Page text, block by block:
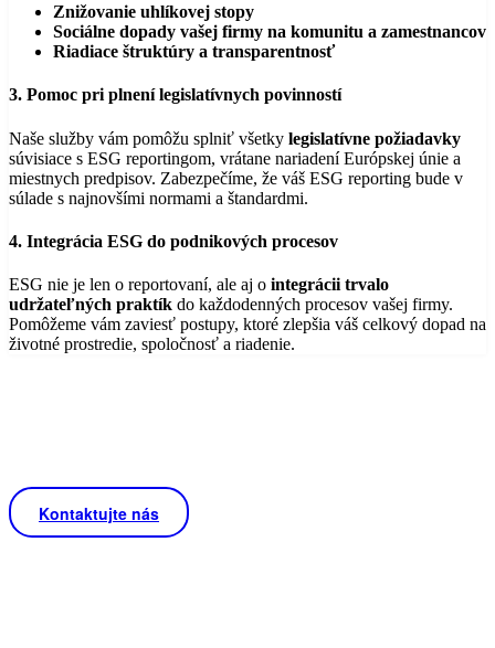
Znižovanie uhlíkovej stopy
Sociálne dopady vašej firmy na komunitu a zamestnancov
Riadiace štruktúry a transparentnosť
3. Pomoc pri plnení legislatívnych povinností
Naše služby vám pomôžu splniť všetky legislatívne požiadavky
súvisiace s ESG reportingom, vrátane nariadení Európskej únie a
miestnych predpisov. Zabezpečíme, že váš ESG reporting bude v
súlade s najnovšími normami a štandardmi.
4. Integrácia ESG do podnikových procesov
ESG nie je len o reportovaní, ale aj o integrácii trvalo
udržateľných praktík do každodenných procesov vašej firmy.
Pomôžeme vám zaviesť postupy, ktoré zlepšia váš celkový dopad na
životné prostredie, spoločnosť a riadenie.
Kontaktujte nás